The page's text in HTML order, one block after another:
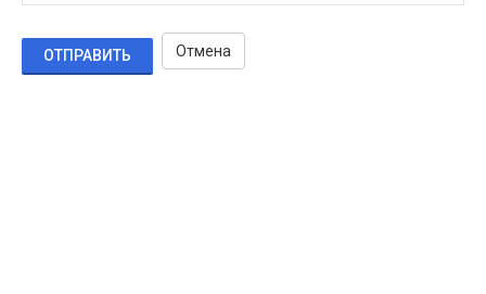
ОТПРАВИТЬ Отмена